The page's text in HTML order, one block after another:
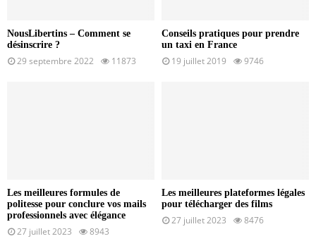
NousLibertins – Comment se
désinscrire ?
29 septembre 2022 11873
Conseils pratiques pour prendre
un taxi en France
19 juillet 2019 9746
Les meilleures formules de
politesse pour conclure vos mails
professionnels avec élégance
27 juillet 2023 8943
Les meilleures plateformes légales
pour télécharger des films
27 juillet 2023 8476